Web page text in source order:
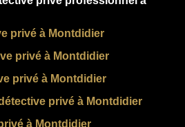
privé à Montdidier
privé à Montdidier
privé à Montdidier
privé à Montdidier
à Montdidier